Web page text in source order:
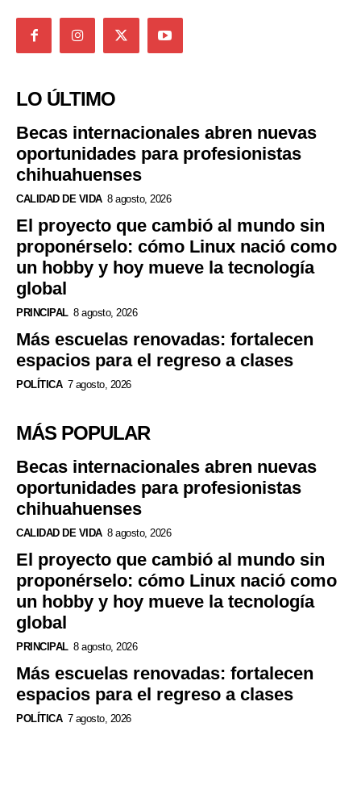
LO ÚLTIMO
Becas internacionales abren nuevas
oportunidades para profesionistas
chihuahuenses
CALIDAD DE VIDA 8 agosto, 2026
El proyecto que cambió al mundo sin
proponérselo: cómo Linux nació como
un hobby y hoy mueve la tecnología
global
PRINCIPAL 8 agosto, 2026
Más escuelas renovadas: fortalecen
espacios para el regreso a clases
POLÍTICA 7 agosto, 2026
MÁS POPULAR
Becas internacionales abren nuevas
oportunidades para profesionistas
chihuahuenses
CALIDAD DE VIDA 8 agosto, 2026
El proyecto que cambió al mundo sin
proponérselo: cómo Linux nació como
un hobby y hoy mueve la tecnología
global
PRINCIPAL 8 agosto, 2026
Más escuelas renovadas: fortalecen
espacios para el regreso a clases
POLÍTICA 7 agosto, 2026